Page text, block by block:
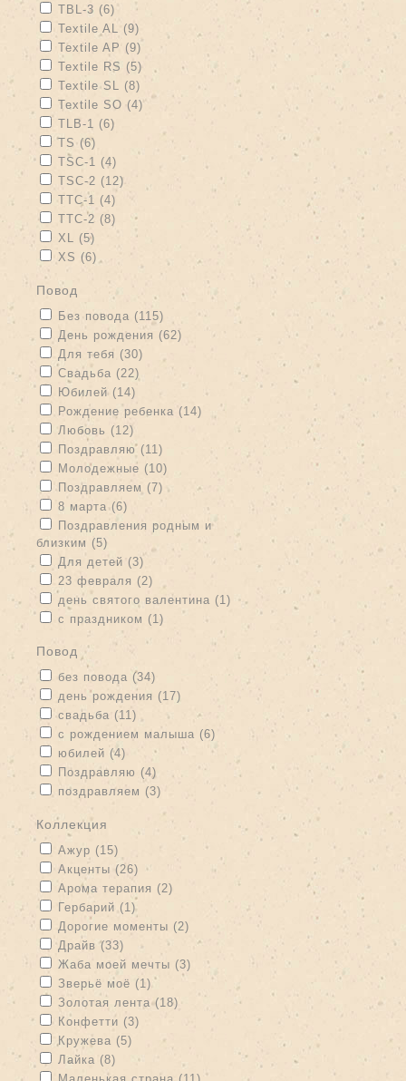
Apply TBL-3 filter
TBL-3 (6) Apply TBL-3 filter
Apply Textile AL filter
Textile AL (9)
Apply Textile AP filter
Textile AP (9)
Apply Textile RS filter
Textile RS (5) Apply Textile RS filter
Apply Textile SL filter
Textile SL (8) Apply Textile SL filter
Apply Textile SO filter
Textile SO (4)Apply Textile SO filter
Apply TLB-1 filter
TLB-1 (6)
Apply TS filter
TS (6) Apply TS filter
Apply TSC-1 filter
TSC-1 (4) Apply TSC-1 filter
Apply TSC-2 filter
TSC-2 (12) Apply TSC-2 filter
Apply TTC-1 filter
TTC-1 (4)
Apply TTC-2 filter
TTC-2 (8) Apply TTC-2 filter
Apply XL filter
XL (5) Apply XL filter
Apply XS filter
XS (6)
повод
Apply Без повода filter
Без повода (115) Apply Без повода filter
Apply День рождения filter
День рождения (62) Apply День рождения filter
Apply Для тебя filter
Для тебя (30)
Apply Свадьба filter
Свадьба (22) Apply Свадьба filter
Apply Юбилей filter
Юбилей (14) Apply Юбилей filter
Apply Рождение ребенка filter
Рождение ребенка (14) Apply Рождение ребенка filter
Apply Любовь filter
Любовь (12) Apply Любовь filter
Apply Поздравляю filter
Поздравляю (11) Apply Поздравляю filter
Apply Молодежные filter
Молодежные (10) Apply Молодежные filter
Apply Поздравляем filter
Поздравляем (7) Apply Поздравляем filter
Apply 8 марта filter
8 марта (6)
Apply Поздравления родным и близким filter
Поздравления родным и
близким (5) Apply Поздравления родным и близким filter
Apply Для детей filter
Для детей (3)Apply Для детей filter
Apply 23 февраля filter
23 февраля (2)
Apply день святого валентина filter
день святого валентина (1) Apply день святого
валентина filter
Apply с праздником filter
с праздником (1) Apply с праздником filter
Повод
Apply без повода filter
без повода (34) Apply без повода filter
Apply день рождения filter
день рождения (17) Apply день рождения filter
Apply свадьба filter
свадьба (11) Apply свадьба filter
Apply с рождением малыша filter
с рождением малыша (6) Apply с рождением малыша
Apply юбилей filter
юбилей (4) Apply юбилей filter
Apply Поздравляю filter
Поздравляю (4) Apply Поздравляю filter
Apply поздравляем filter
поздравляем (3) Apply поздравляем filter
Коллекция
Apply Ажур filter
Ажур (15) Apply Ажур filter
Apply Акценты filter
Акценты (26) Apply Акценты filter
Apply Арома терапия filter
Арома терапия (2) Apply Арома терапия filter
Apply Гербарий filter
Гербарий (1)
Apply Дорогие моменты filter
Дорогие моменты (2) Apply Дорогие моменты filter
Apply Драйв filter
Драйв (33) Apply Драйв filter
Apply Жаба моей мечты filter
Жаба моей мечты (3) Apply Жаба моей мечты filter
Apply Зверьё моё filter
Зверьё моё (1) Apply Зверьё моё filter
Apply Золотая лента filter
Золотая лента (18) Apply Золотая лента filter
Apply Конфетти filter
Конфетти (3) Apply Конфетти filter
Apply Кружева filter
Кружева (5) Apply Кружева filter
Apply Лайка filter
Лайка (8) Apply Лайка filter
Apply Маленькая страна filter
Маленькая страна (11) Apply Маленькая страна filter